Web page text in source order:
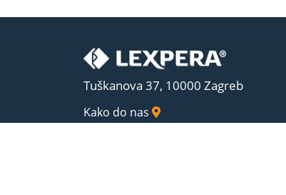
Tuškanova 37, 10000 Zagreb
Kako do nas